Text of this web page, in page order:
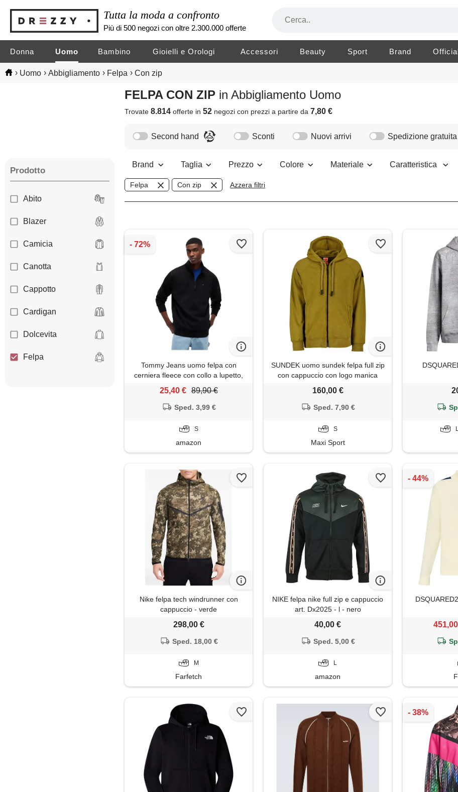
Tutta la moda a confronto
Più di 500 negozi con oltre 2.300.000 offerte
Donna Uomo Bambino Gioielli e Orologi Accessori Beauty Sport Brand
› Uomo › Abbigliamento › Felpa › Con zip
FELPA CON ZIP in Abbigliamento Uomo
Trovate8.814 offerte in52 negozicon prezzi a partire da7,80 €
Prodotto
Abito
Blazer
Camicia
Canotta
Cappotto
Cardigan
Dolcevita
Felpa
Second hand Sconti Nuovi arrivi Spedizione gratuita
Brand Taglia Prezzo Colore Materiale Caratteristica
Felpa Con zip Azzera filtri
Tommy Jeans uomo felpa con
cerniera fleece con collo a lupetto,
nero (black), s
25,40 € 89,90 €
Sped. 3,99 €
S
amazon
SUNDEK uomo sundek felpa full zip
con cappuccio con logo manica
160,00 €
Sped. 7,90 €
S
Maxi Sport
Nike felpa tech windrunner con
cappuccio - verde
298,00 €
Sped. 18,00 €
M
Farfetch
NIKE felpa nike full zip e cappuccio
art. Dx2025 - l - nero
40,00 €
Sped. 5,00 €
L
amazon